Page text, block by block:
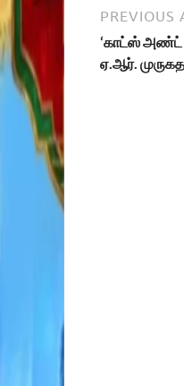
PREVIOUS
‘காட்ஸ் அண்ட்
ஏ.ஆர்.